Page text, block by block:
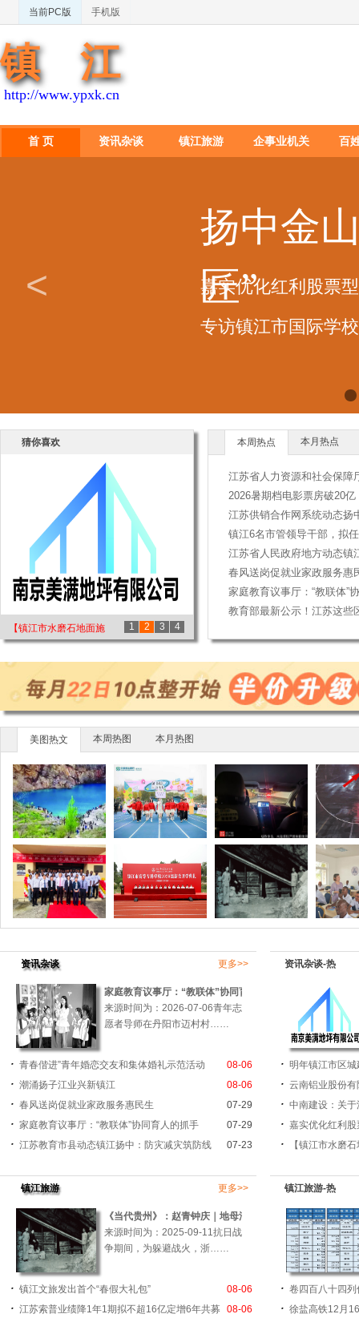
当前PC版 手机版
镇江
http://www.ypxk.cn
首 页 资讯杂谈 镇江旅游 企事业机关 百
扬中金
匠”
嘉实优化红利股票
专访镇江市国际学
<
猜你喜欢
【镇江市水磨石地面施 1 2 3 4
本周热点 本月热点
江苏省人力资源和社会保障
2026暑期档电影票房破20亿
江苏供销合作网系统动态扬
镇江6名市管领导干部，拟
江苏省人民政府地方动态镇
春风送岗促就业家政服务惠
家庭教育议事厅：“教联体”
教育部最新公示！江苏这些
美图热文 本周热图 本月热图
更多>>
资讯杂谈
家庭教育议事厅：“教联体”协同育人的抓手
来源时间为：2026-07-06青年志
愿者导师在丹阳市迈村村……
青春偕进”青年婚恋交友和集体婚礼示范活动
08-06
潮涌扬子江业兴新镇江
08-06
春风送岗促就业家政服务惠民生
07-29
家庭教育议事厅：“教联体”协同育人的抓手
07-29
江苏教育市县动态镇江扬中：防灾减灾筑防线
07-23
资讯杂谈-热
明年镇江市区
云南铝业股份
中南建设：关
嘉实优化红利
【镇江市水磨
更多>>
镇江旅游
《当代贵州》：赵青钟庆｜地母洞中的《四库
来源时间为：2025-09-11抗日战
争期间，为躲避战火，浙……
镇江文旅发出首个“春假大礼包”
08-06
江苏索普业绩降1年1期拟不超16亿定增6年共募
08-06
镇江旅游-热
卷四百八十四
徐盐高铁12月